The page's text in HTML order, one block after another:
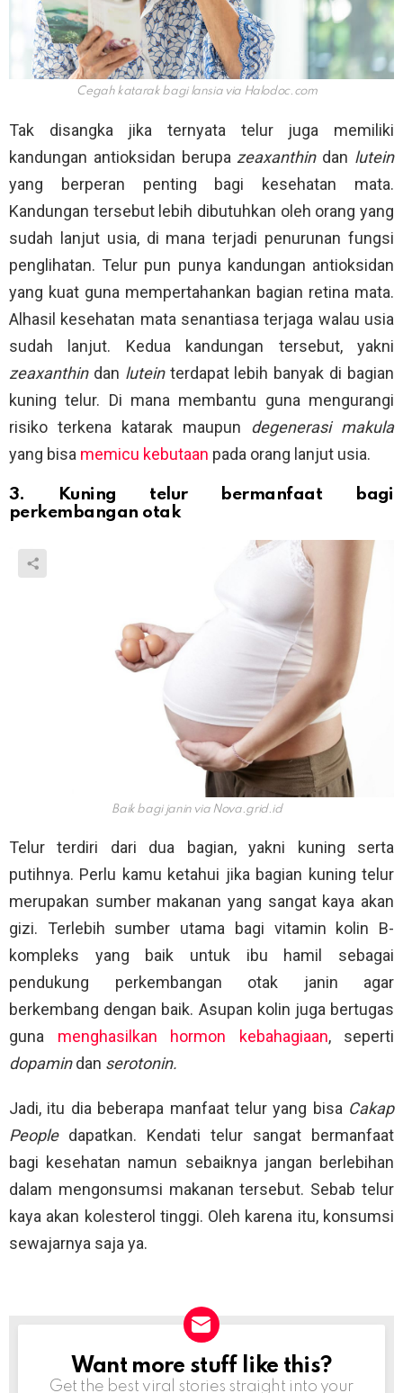
Cegah katarak bagi lansia viaHalodoc.com
Tak disangka jika ternyata telur juga memiliki
kandungan antioksidan berupa zeaxanthin dan lutein
yang berperan penting bagi kesehatan mata.
Kandungan tersebut lebih dibutuhkan oleh orang yang
sudah lanjut usia, di mana terjadi penurunan fungsi
penglihatan. Telur pun punya kandungan antioksidan
yang kuat guna mempertahankan bagian retina mata.
Alhasil kesehatan mata senantiasa terjaga walau usia
sudah lanjut. Kedua kandungan tersebut, yakni
zeaxanthin dan lutein terdapat lebih banyak di bagian
kuning telur. Di mana membantu guna mengurangi
risiko terkena katarak maupun degenerasi makula
yang bisa memicu kebutaan pada orang lanjut usia.
3. Kuning telur bermanfaat bagi
perkembangan otak
Baik bagi janin via Nova.grid.id
Telur terdiri dari dua bagian, yakni kuning serta
putihnya. Perlu kamu ketahui jika bagian kuning telur
merupakan sumber makanan yang sangat kaya akan
gizi. Terlebih sumber utama bagi vitamin kolin B-
kompleks yang baik untuk ibu hamil sebagai
pendukung perkembangan otak janin agar
berkembang dengan baik. Asupan kolin juga bertugas
guna menghasilkan hormon kebahagiaan, seperti
dopamindan serotonin.
Jadi, itu dia beberapa manfaat telur yang bisa Cakap
People dapatkan. Kendati telur sangat bermanfaat
bagi kesehatan namun sebaiknya jangan berlebihan
dalam mengonsumsi makanan tersebut. Sebab telur
kaya akan kolesterol tinggi. Oleh karena itu, konsumsi
sewajarnya saja ya.
NEWSLETTER
Want more stuff like this?
Get the best viral stories straight into your